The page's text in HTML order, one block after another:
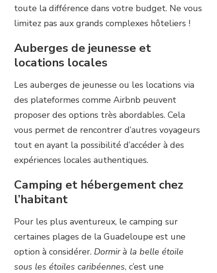
toute la différence dans votre budget. Ne vous
limitez pas aux grands complexes hôteliers !
Auberges de jeunesse et
locations locales
Les auberges de jeunesse ou les locations via
des plateformes comme Airbnb peuvent
proposer des options très abordables. Cela
vous permet de rencontrer d’autres voyageurs
tout en ayant la possibilité d’accéder à des
expériences locales authentiques.
Camping et hébergement chez
l’habitant
Pour les plus aventureux, le camping sur
certaines plages de la Guadeloupe est une
option à considérer. Dormir à la belle étoile
sous les étoiles caribéennes, c’est une